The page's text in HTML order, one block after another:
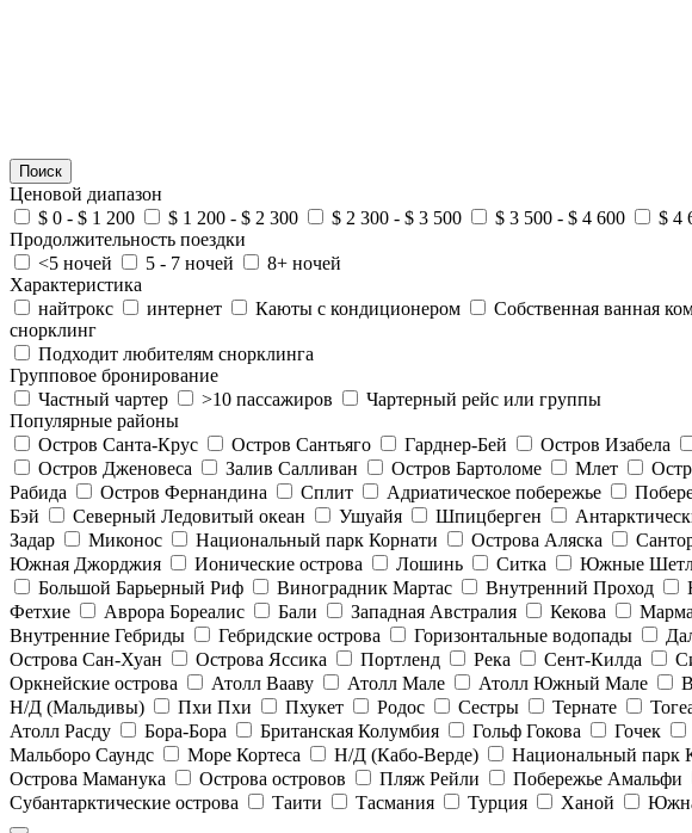
Поиск
Ценовой диапазон
$ 0 - $ 1 200
$ 1 200 - $ 2 300 $ 2 300 - $ 3 500 $ 3 500 - $ 4 600
$ 4
Продолжительность поездки
<5 ночей
5 - 7 ночей
8+ ночей
Характеристика
найтрокс
интернет Каюты с кондиционером Собственная ванная
снорклинг
Подходит любителям снорклинга
Групповое бронирование
Частный чартер
>10 пассажиров
Чартерный рейс или группы
Популярные районы
Остров Санта-Крус
Остров Сантьяго Гарднер-Бей Остров Изабела
Остров Дженовеса
Залив Салливан Остров Бартоломе Млет
Рабида
Остров Фернандина Сплит Адриатическое побережье
Бэй
Северный Ледовитый океан Ушуайя Шпицберген
Задар
Миконос Национальный парк Корнати Острова Аляска
Южная Джорджия
Ионические острова Лошинь Ситка Южные
Большой Барьерный Риф
Виноградник Мартас Внутренний Проход
Фетхие
Аврора Бореалис Бали Западная Австралия Кекова
Внутренние Гебриды
Гебридские острова Горизонтальные водопады
Острова Сан-Хуан
Острова Яссика Портленд Река Сент-Килда
Оркнейские острова
Атолл Вааву Атолл Мале Атолл Южный Мале
Н/Д (Мальдивы)
Пхи Пхи Пхукет Родос Сестры Тернате
Атолл Расду
Бора-Бора Британская Колумбия Гольф Гокова Гочек
Мальборо Саундс
Море Кортеса Н/Д (Кабо-Верде) Национальный парк
Острова Маманука
Острова островов Пляж Рейли Побережье Амальфи
Субантарктические острова
Таити Тасмания Турция Ханой